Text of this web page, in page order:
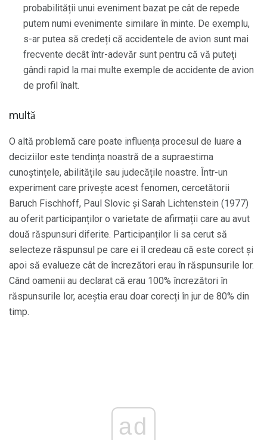
probabilității unui eveniment bazat pe cât de repede
putem numi evenimente similare în minte. De exemplu,
s-ar putea să credeți că accidentele de avion sunt mai
frecvente decât într-adevăr sunt pentru că vă puteți
gândi rapid la mai multe exemple de accidente de avion
de profil înalt.
multǎ
O altă problemă care poate influența procesul de luare a
deciziilor este tendința noastră de a supraestima
cunoștințele, abilitățile sau judecățile noastre. Într-un
experiment care privește acest fenomen, cercetătorii
Baruch Fischhoff, Paul Slovic și Sarah Lichtenstein (1977)
au oferit participanților o varietate de afirmații care au avut
două răspunsuri diferite. Participanților li sa cerut să
selecteze răspunsul pe care ei îl credeau că este corect și
apoi să evalueze cât de încrezători erau în răspunsurile lor.
Când oamenii au declarat că erau 100% încrezători în
răspunsurile lor, aceștia erau doar corecți în jur de 80% din
timp.
ad